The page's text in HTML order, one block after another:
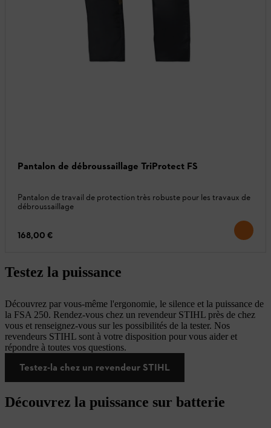
Pantalon de débroussaillage TriProtect FS
Pantalon de travail de protection très robuste pour les travaux de
débroussaillage
168,00 €
Testez la puissance
Découvrez par vous-même l'ergonomie, le silence et la puissance de
la FSA 250. Rendez-vous chez un revendeur STIHL près de chez
vous et renseignez-vous sur les possibilités de la tester. Nos
revendeurs STIHL sont à votre disposition pour vous aider et
répondre à toutes vos questions.
Testez-la chez un revendeur STIHL
Découvrez la puissance sur batterie